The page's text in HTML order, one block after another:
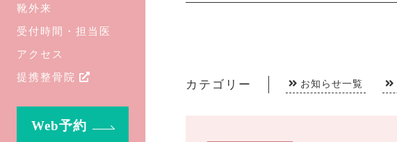
靴外来
受付時間・担当医
アクセス
提携整骨院
Web予約
カテゴリー お知らせ一覧